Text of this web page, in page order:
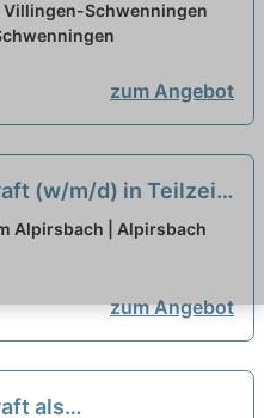
in einem
Team! neu
Villingen-Schwenningen
zum Angebot
(w/m/d) in Teilzeit
neu
Alpirsbach | Alpirsbach
zum Angebot
als